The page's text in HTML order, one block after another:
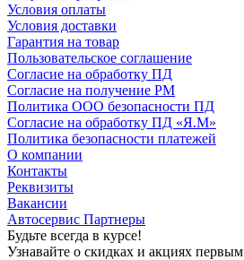
Условия оплаты
Условия доставки
Гарантия на товар
Пользовательское соглашение
Согласие на обработку ПД
Согласие на получение РМ
Политика ООО безопасности ПД
Согласие на обработку ПД «Я.М»
Политика безопасности платежей
О компании
Контакты
Реквизиты
Вакансии
Автосервис Партнеры
Будьте всегда в курсе!
Узнавайте о скидках и акциях первым